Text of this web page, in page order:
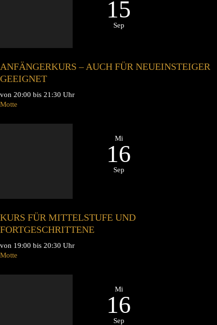
15
Sep
ANFÄNGERKURS – AUCH FÜR NEUEINSTEIGER
GEEIGNET
von 20:00 bis 21:30 Uhr
Motte
Mi
16
Sep
KURS FÜR MITTELSTUFE UND
FORTGESCHRITTENE
von 19:00 bis 20:30 Uhr
Motte
Mi
16
Sep